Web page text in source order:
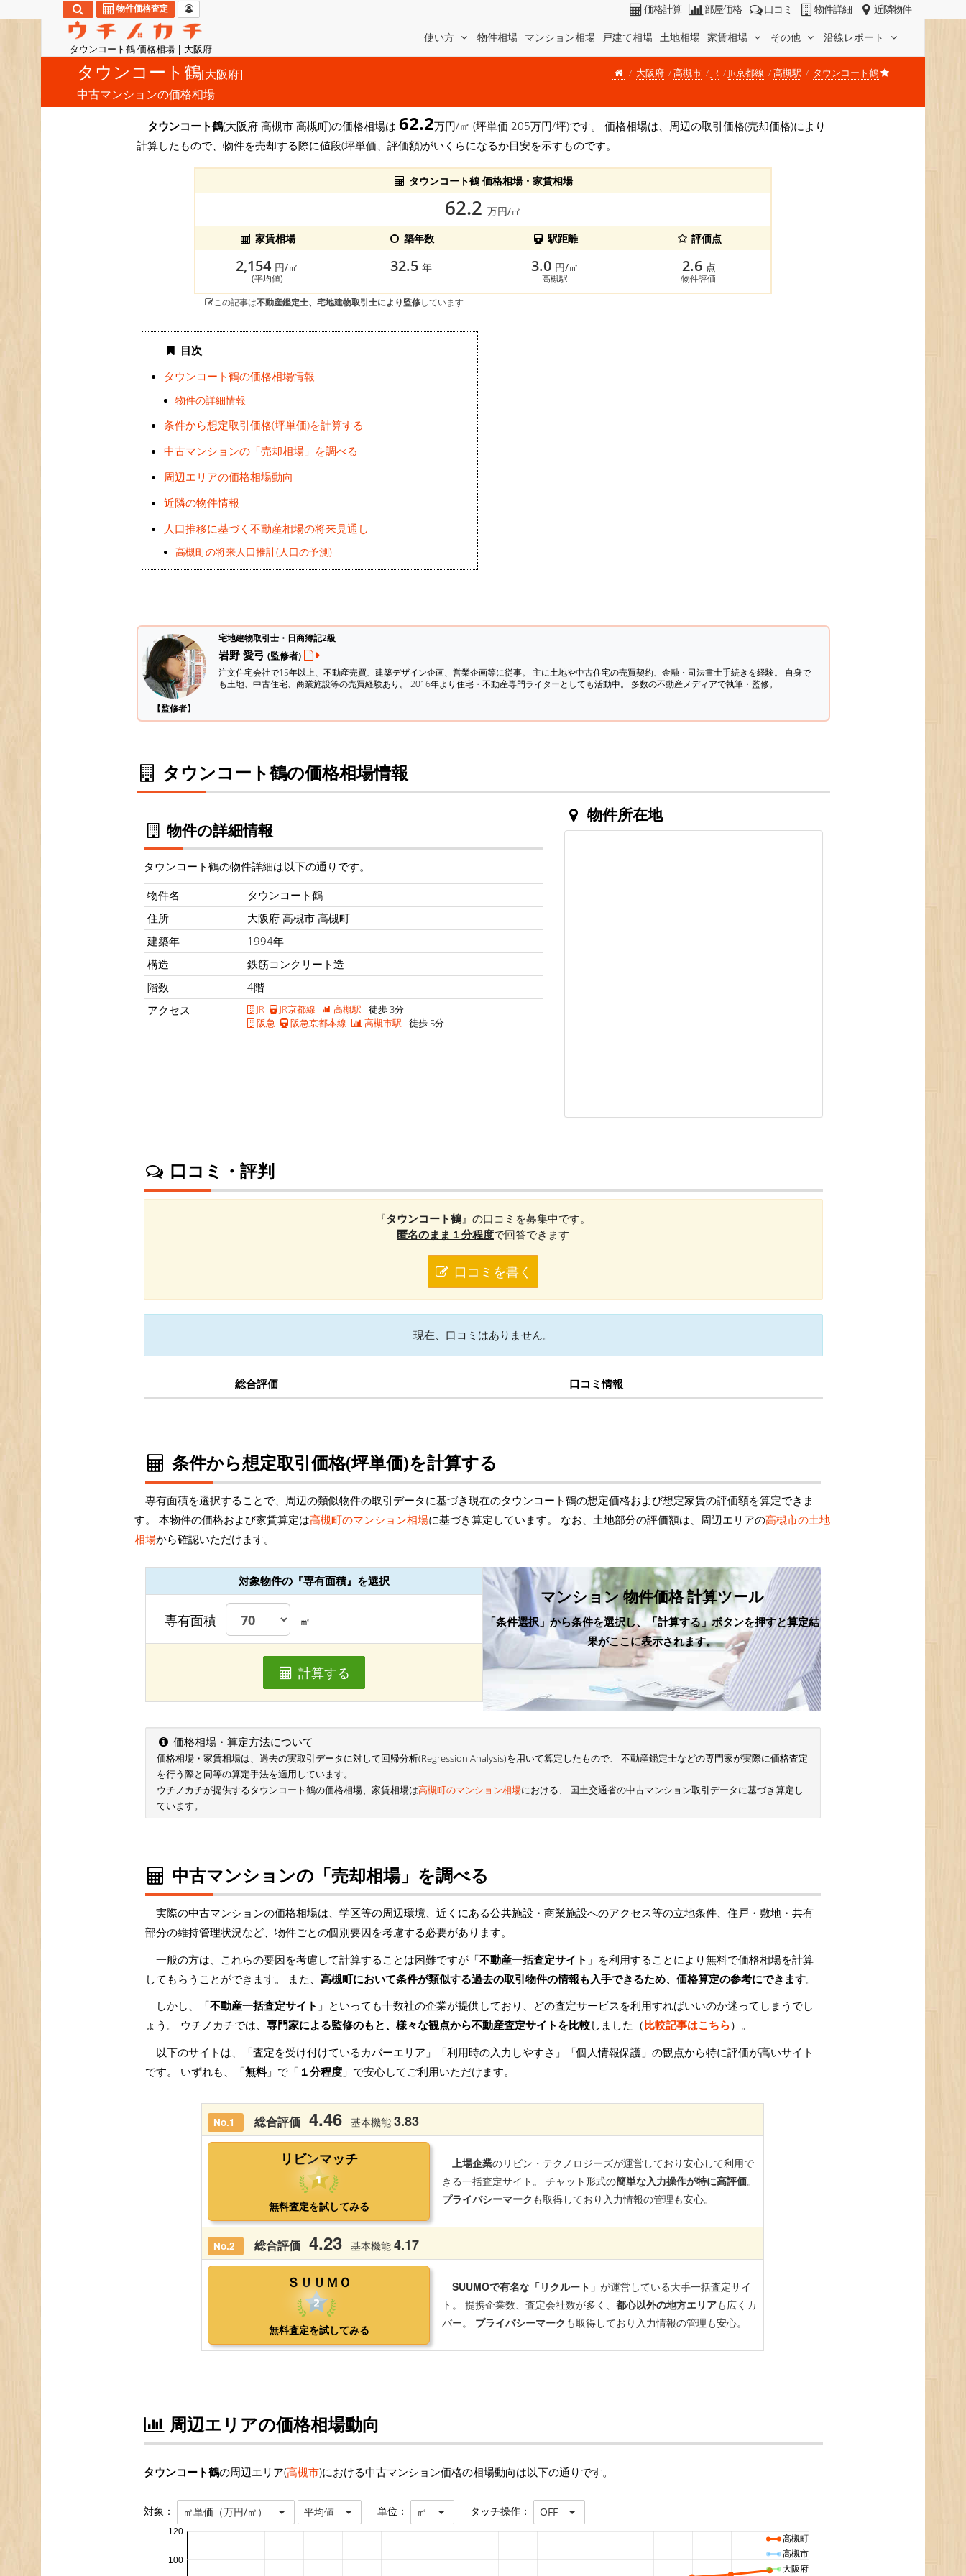
タウンコート鶴 価格相場 | 大阪府
使い方 物件相場 マンション相場 戸建て相場 土地相場 家賃相場 その他 沿線レポート
物件価格査定 価格計算 部屋価格 口コミ 物件詳細 近隣物件
タウンコート鶴[大阪府]
中古マンションの価格相場
大阪府 高槻市 JR JR京都線 高槻駅 タウンコート鶴
タウンコート鶴(大阪府 高槻市 高槻町)の価格相場は 62.2万円/㎡ (坪単価 205万円/坪)です。 価格相場は、周辺の取引価格(売却価格)により
計算したもので、物件を売却する際に値段(坪単価、評価額)がいくらになるか目安を示すものです。
タウンコート鶴 価格相場・家賃相場
62.2 万円/㎡
家賃相場
築年数 駅距離 評価点
2,154 円/㎡
(平均値)
32.5 年 3.0 円/㎡
高槻駅
2.6 点
物件評価
この記事は不動産鑑定士、宅地建物取引士により監修しています
目次
タウンコート鶴の価格相場情報
物件の詳細情報
条件から想定取引価格(坪単価)を計算する
中古マンションの「売却相場」を調べる
周辺エリアの価格相場動向
近隣の物件情報
人口推移に基づく不動産相場の将来見通し
高槻町の将来人口推計(人口の予測)
【監修者】
宅地建物取引士・日商簿記2級
岩野 愛弓 (監修者)
注文住宅会社で15年以上、不動産売買、建築デザイン企画、営業企画等に従事。 主に土地や中古住宅の売買契約、金融・司法書士手続きを経験。 自身で
も土地、中古住宅、商業施設等の売買経験あり。 2016年より住宅・不動産専門ライターとしても活動中。 多数の不動産メディアで執筆・監修。
タウンコート鶴の価格相場情報
物件の詳細情報
タウンコート鶴の物件詳細は以下の通りです。
物件名
タウンコート鶴
住所
大阪府 高槻市 高槻町
建築年
1994年
構造
鉄筋コンクリート造
階数
4階
アクセス
JR JR京都線 高槻駅 徒歩 3分
阪急
阪急京都本線 高槻市駅 徒歩 5分
物件所在地
口コミ・評判
『タウンコート鶴 』の口コミを募集中です。
匿名のまま１分程度で回答できます
口コミを書く
現在、口コミはありません。
総合評価 口コミ情報
条件から想定取引価格(坪単価)を計算する
専有面積を選択することで、周辺の類似物件の取引データに基づき現在のタウンコート鶴の想定価格および想定家賃の評価額を算定できま
す。 本物件の価格および家賃算定は高槻町のマンション相場に基づき算定しています。 なお、土地部分の評価額は、周辺エリアの高槻市の土地
相場から確認いただけます。
対象物件の『専有面積』を選択
専有面積 ㎡
計算する
マンション 物件価格 計算ツール
「条件選択」から条件を選択し、「計算する」ボタンを押すと算定結
果がここに表示されます。
価格相場・算定方法について
価格相場・家賃相場は、過去の実取引データに対して回帰分析(Regression Analysis)を用いて算定したもので、 不動産鑑定士などの専門家が実際に価格査定
を行う際と同等の算定手法を適用しています。
ウチノカチが提供するタウンコート鶴の価格相場、家賃相場は高槻町のマンション相場における、 国土交通省の中古マンション取引データに基づき算定し
ています。
中古マンションの「売却相場」を調べる
実際の中古マンションの価格相場は、学区等の周辺環境、近くにある公共施設・商業施設へのアクセス等の立地条件、住戸・敷地・共有
部分の維持管理状況など、物件ごとの個別要因を考慮する必要があります。
一般の方は、これらの要因を考慮して計算することは困難ですが「不動産一括査定サイト 」を利用することにより無料で価格相場を計算
してもらうことができます。 また、 高槻町において条件が類似する過去の取引物件の情報も入手できるため、価格算定の参考にできます。
しかし、「不動産一括査定サイト 」といっても十数社の企業が提供しており、どの査定サービスを利用すればいいのか迷ってしまうでし
ょう。 ウチノカチでは、 専門家による監修のもと、様々な観点から不動産査定サイトを比較しました（比較記事はこちら）。
以下のサイトは、「査定を受け付けているカバーエリア」「利用時の入力しやすさ」「個人情報保護」の観点から特に評価が高いサイト
です。 いずれも、「無料」で「 １分程度 」で安心してご利用いただけます。
周辺エリアの価格相場動向
タウンコート鶴の周辺エリア(高槻市)における中古マンション価格の相場動向は以下の通りです。
対象： ㎡単価（万円/㎡） 平均値 単位： ㎡ タッチ操作： OFF
100
120
高槻町
高槻市
大阪府